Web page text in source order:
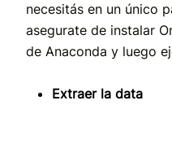
necesitás en un único
asegurate de instalar
de Anaconda y luego
Extraer la data